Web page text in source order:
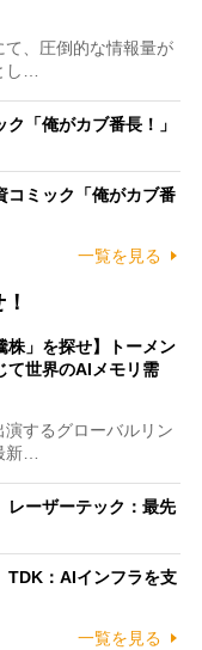
、圧倒的な情報量が
し…
「俺がカブ番長！」
ミック「俺がカブ番
一覧を見る
株」を探せ】トーメン
て世界のAIメモリ需
するグローバルリン
新…
レーザーテック：最先
TDK：AIインフラを支
一覧を見る